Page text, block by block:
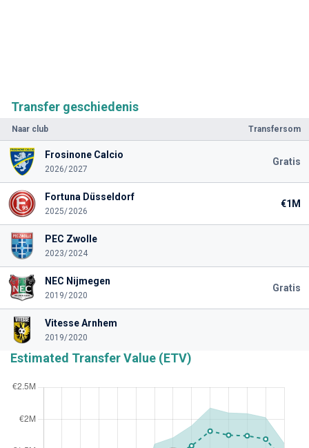
Transfer geschiedenis
Naar club Transfersom
Frosinone Calcio
2026/2027
Gratis
Fortuna Düsseldorf
2025/2026
€1M
PEC Zwolle
2023/2024
NEC Nijmegen
2019/2020
Gratis
Vitesse Arnhem
2019/2020
Estimated Transfer Value (ETV)